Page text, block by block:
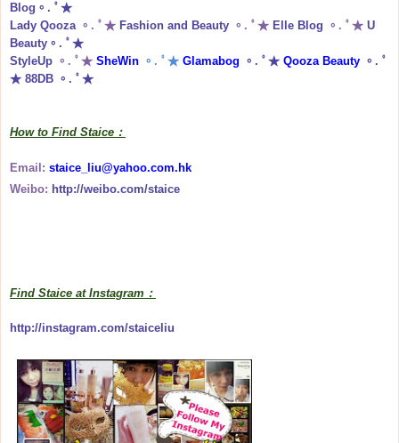
Blog 。. ﾟ★
Lady Qooza 。. ﾟ★ Fashion and Beauty 。. ﾟ★ Elle Blog 。. ﾟ★ U
Beauty 。. ﾟ★
StyleUp 。. ﾟ★ SheWin 。. ﾟ★ Glamabog 。. ﾟ★ Qooza Beauty 。. ﾟ
★ 88DB 。. ﾟ★
How to Find Staice：
Email: staice_liu@yahoo.com.hk
Weibo: http://weibo.com/staice
Find Staice at Instagram：
http://instagram.com/staiceliu